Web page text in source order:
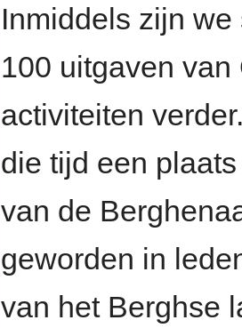
Inmiddels zijn we
100 uitgaven
activiteiten
die tijd een
van de
geworden in
van het Berghse